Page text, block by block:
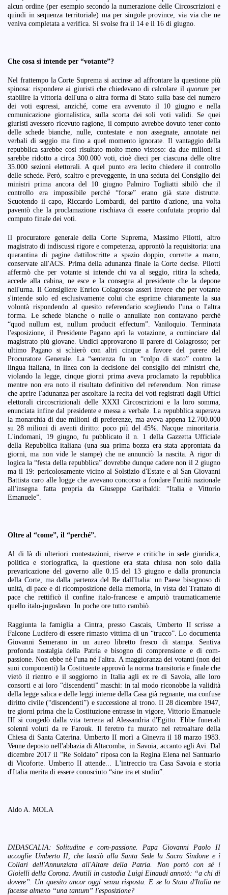
alcun ordine (per esempio secondo la numerazione delle Circoscrizioni e
quindi in sequenza territoriale) ma per singole province, via via che ne
veniva completata a verifica. Si svolse fra il 14 e il 16 di giugno.
Che cosa si intende per “votante”?
Nel frattempo la Corte Suprema si accinse ad affrontare la questione più
spinosa: rispondere ai giuristi che chiedevano di calcolare il quorumper
stabilire la vittoria dell'una o altra forma di Stato sulla base del numero
dei voti espressi, anziché, come era avvenuto il 10 giugno e nella
comunicazione giornalistica, sulla scorta dei soli voti validi. Se quei
giuristi avessero ricevuto ragione, il computo avrebbe dovuto tener conto
delle schede bianche, nulle, contestate e non assegnate, annotate nei
verbali di seggio ma fino a quel momento ignorate. Il vantaggio della
repubblica sarebbe così risultato molto meno vistoso: da due milioni si
sarebbe ridotto a circa 300.000 voti, cioè dieci per ciascuna delle oltre
35.000 sezioni elettorali. A quel punto era lecito chiedere il controllo
delle schede. Però, scaltro e preveggente, in una seduta del Consiglio dei
ministri prima ancora del 10 giugno Palmiro Togliatti sibilò che il
controllo era impossibile perché “forse” erano già state distrutte.
Scuotendo il capo, Riccardo Lombardi, del partito d'azione, una volta
paventò che la proclamazione rischiava di essere confutata proprio dal
computo finale dei voti.
Il procuratore generale della Corte Suprema, Massimo Pilotti, altro
magistrato di indiscussi rigore e competenza, approntò la requisitoria: una
quarantina di pagine dattiloscritte a spazio doppio, corrette a mano,
conservate all'ACS. Prima della adunanza finale la Corte decise. Pilotti
affermò che per votante si intende chi va al seggio, ritira la scheda,
accede alla cabina, ne esce e la consegna al presidente che la depone
nell'urna. Il Consigliere Enrico Colagrosso asserì invece che per votante
s'intende solo ed esclusivamente colui che esprime chiaramente la sua
volontà rispondendo al quesito referendario scegliendo l'una o l'altra
forma. Le schede bianche o nulle o annullate non contavano perché
“quod nullum est, nullum producit effectum”. Vaniloquio. Terminata
l'esposizione, il Presidente Pagano aprì la votazione, a cominciare dal
magistrato più giovane. Undici approvarono il parere di Colagrosso; per
ultimo Pagano si schierò con altri cinque a favore del parere del
Procuratore Generale. La “sentenza fu un “colpo di stato” contro la
lingua italiana, in linea con la decisione del consiglio dei ministri che,
violando la legge, cinque giorni prima aveva proclamato la repubblica
mentre non era noto il risultato definitivo del referendum. Non rimase
che aprire l'adunanza per ascoltare la recita dei voti registrati dagli Uffici
elettorali circoscrizionali delle XXXI Circoscrizioni e la loro somma,
enunciata infine dal presidente e messa a verbale. La repubblica superava
la monarchia di due milioni di preferenze, ma aveva appena 12.700.000
su 28 milioni di aventi diritto: poco più del 45%. Nacque minoritaria.
L'indomani, 19 giugno, fu pubblicato il n. 1 della Gazzetta Ufficiale
della Repubblica italiana (una sua prima bozza era stata approntata da
giorni, ma non vide le stampe) che ne annunciò la nascita. A rigor di
logica la “festa della repubblica” dovrebbe dunque cadere non il 2 giugno
ma il 19: pericolosamente vicino al Solstizio d'Estate e al San Giovanni
Battista caro alle logge che avevano concorso a fondare l'unità nazionale
all'insegna fatta propria da Giuseppe Garibaldi: “Italia e Vittorio
Emanuele”.
Oltre al “come”, il “perché”.
Al di là di ulteriori contestazioni, riserve e critiche in sede giuridica,
politica e storiografica, la questione era stata chiusa non solo dalla
prevaricazione del governo alle 0.15 del 13 giugno e dalla pronuncia
della Corte, ma dalla partenza del Re dall'Italia: un Paese bisognoso di
unità, di pace e di ricomposizione della memoria, in vista del Trattato di
pace che rettificò il confine italo-francese e amputò traumaticamente
quello italo-jugoslavo. In poche ore tutto cambiò.
Raggiunta la famiglia a Cintra, presso Cascais, Umberto II scrisse a
Falcone Lucifero di essere rimasto vittima di un “trucco”. Lo documenta
Giovanni Semerano in un aureo libretto fresco di stampa. Sentiva
profonda nostalgia della Patria e bisogno di comprensione e di com-
passione. Non ebbe né l'una né l'altra. A maggioranza dei votanti (non dei
suoi componenti) la Costituente approvò la norma transitoria e finale che
vietò il rientro e il soggiorno in Italia agli ex re di Savoia, alle loro
consorti e ai loro “discendenti” maschi: in tal modo riconobbe la validità
della legge salica e delle leggi interne della Casa già regnante, ma confuse
diritto civile (“discendenti”) e successione al trono. Il 28 dicembre 1947,
tre giorni prima che la Costituzione entrasse in vigore, Vittorio Emanuele
III si congedò dalla vita terrena ad Alessandria d'Egitto. Ebbe funerali
solenni voluti da re Farouk. Il feretro fu murato nel retroaltare della
Chiesa di Santa Caterina. Umberto II morì a Ginevra il 18 marzo 1983.
Venne deposto nell'abbazia di Altacomba, in Savoia, accanto agli Avi. Dal
dicembre 2017 il “Re Soldato” riposa con la Regina Elena nel Santuario
di Vicoforte. Umberto II attende... L'intreccio tra Casa Savoia e storia
d'Italia merita di essere conosciuto “sine ira et studio”.
Aldo A. MOLA
DIDASCALIA: Solitudine e com-passione. Papa Giovanni Paolo II
accoglie Umberto II, che lasciò alla Santa Sede la Sacra Sindone e i
Collari dell'Annunziata all'Altare della Patria. Non portò con sé i
Gioielli della Corona. Avutili in custodia Luigi Einaudi annotò: “a chi di
dovere”. Un quesito ancor oggi senza risposta. E se lo Stato d'Italia ne
facesse almeno “una tantum” l'esposizione?